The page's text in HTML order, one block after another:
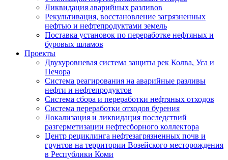
Ликвидация аварийных разливов
Рекультивация, восстановление загрязненных
нефтью и нефтепродуктами земель
Поставка установок по переработке нефтяных и
буровых шламов
Проекты
Двухуровневая система защиты рек Колва, Уса и
Печора
Система реагирования на аварийные разливы
нефти и нефтепродуктов
Система сбора и переработки нефтяных отходов
Система переработки отходов бурения
Локализация и ликвидация последствий
разгерметизации нефтесборного коллектора
Центр рециклинга нефтезагрязненных почв и
грунтов на территории Возейского месторождения
в Республики Коми